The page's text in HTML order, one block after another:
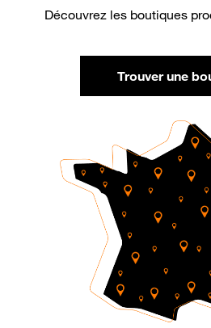
Découvrez les boutiques
Trouver une